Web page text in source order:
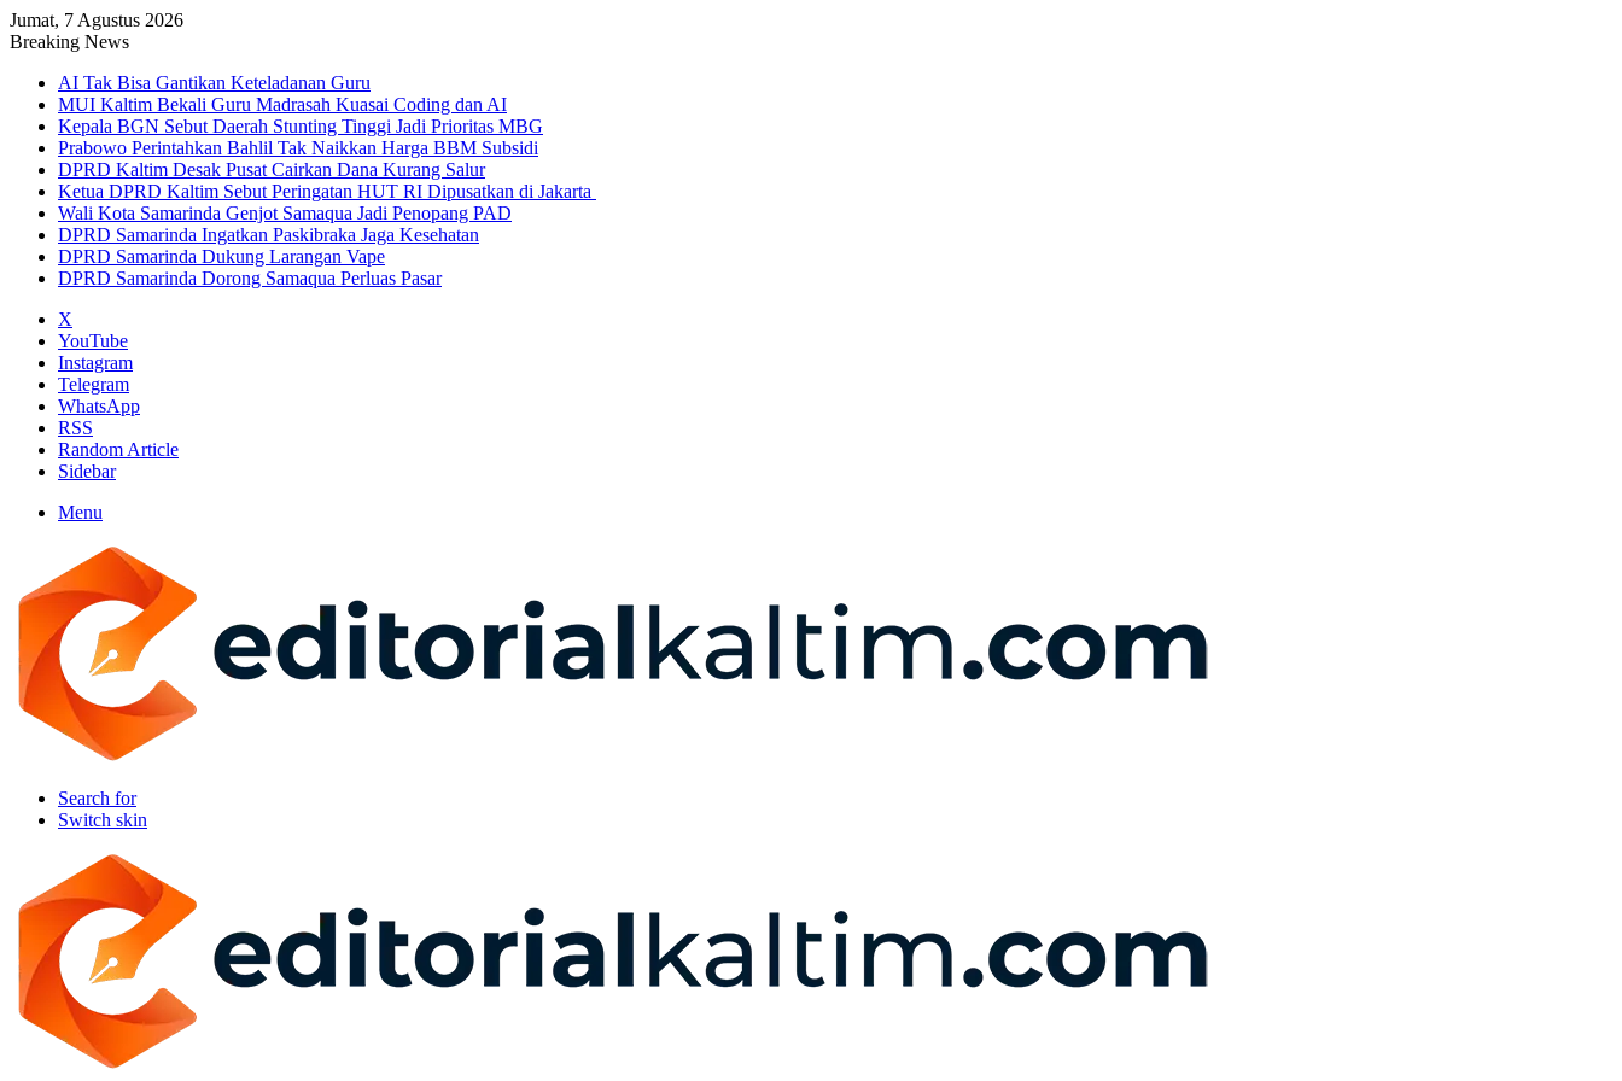
Jumat, 7 Agustus 2026
Breaking News
AI Tak Bisa Gantikan Keteladanan Guru
MUI Kaltim Bekali Guru Madrasah Kuasai Coding dan AI
Kepala BGN Sebut Daerah Stunting Tinggi Jadi Prioritas MBG
Prabowo Perintahkan Bahlil Tak Naikkan Harga BBM Subsidi
DPRD Kaltim Desak Pusat Cairkan Dana Kurang Salur
Ketua DPRD Kaltim Sebut Peringatan HUT RI Dipusatkan di Jakarta
Wali Kota Samarinda Genjot Samaqua Jadi Penopang PAD
DPRD Samarinda Ingatkan Paskibraka Jaga Kesehatan
DPRD Samarinda Dukung Larangan Vape
DPRD Samarinda Dorong Samaqua Perluas Pasar
X
YouTube
Instagram
Telegram
WhatsApp
RSS
Random Article
Sidebar
Menu
Search for
Switch skin